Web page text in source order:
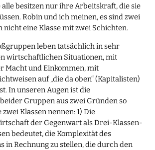
alle besitzen nur ihre Arbeitskraft, die sie
Robin und ich meinen, es sind zwei
nicht eine Klasse mit zwei Schichten.
leben tatsächlich in sehr
wirtschaftlichen Situationen, mit
Macht und Einkommen, mit
auf „die da oben“ (Kapitalisten)
In unseren Augen ist die
Gruppen aus zwei Gründen so
Klassen nennen: 1) Die
der Gegenwart als Drei-Klassen-
bedeutet, die Komplexität des
in Rechnung zu stellen, die durch den